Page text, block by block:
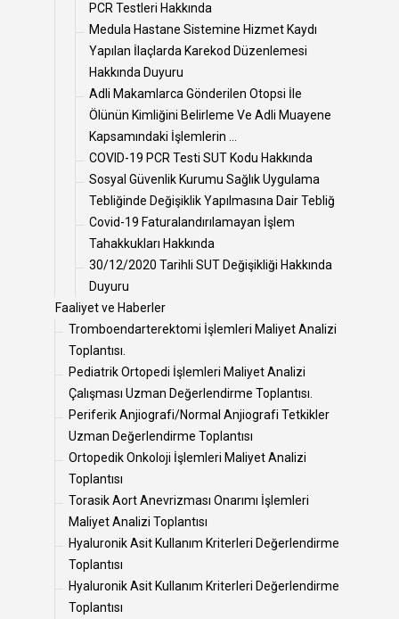
PCR Testleri Hakkında
Medula Hastane Sistemine Hizmet Kaydı
Yapılan İlaçlarda Karekod Düzenlemesi
Hakkında Duyuru
Adli Makamlarca Gönderilen Otopsi İle
Ölünün Kimliğini Belirleme Ve Adli Muayene
Kapsamındaki İşlemlerin ...
COVID-19 PCR Testi SUT Kodu Hakkında
Sosyal Güvenlik Kurumu Sağlık Uygulama
Tebliğinde Değişiklik Yapılmasına Dair Tebliğ
Covid-19 Faturalandırılamayan İşlem
Tahakkukları Hakkında
30/12/2020 Tarihli SUT Değişikliği Hakkında
Duyuru
Faaliyet ve Haberler
Tromboendarterektomi İşlemleri Maliyet Analizi
Toplantısı.
Pediatrik Ortopedi İşlemleri Maliyet Analizi
Çalışması Uzman Değerlendirme Toplantısı.
Periferik Anjiografi/Normal Anjiografi Tetkikler
Uzman Değerlendirme Toplantısı
Ortopedik Onkoloji İşlemleri Maliyet Analizi
Toplantısı
Torasik Aort Anevrizması Onarımı İşlemleri
Maliyet Analizi Toplantısı
Hyaluronik Asit Kullanım Kriterleri Değerlendirme
Toplantısı
Hyaluronik Asit Kullanım Kriterleri Değerlendirme
Toplantısı